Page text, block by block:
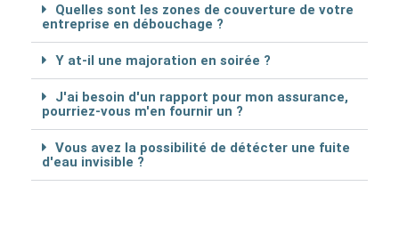
Quelles sont les zones de couverture de votre
entreprise en débouchage ?
Y at-il une majoration en soirée ?
J'ai besoin d'un rapport pour mon assurance,
pourriez-vous m'en fournir un ?
Vous avez la possibilité de détécter une fuite
d'eau invisible ?